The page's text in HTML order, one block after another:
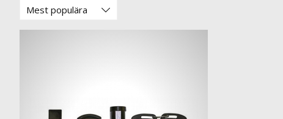
Mest populära